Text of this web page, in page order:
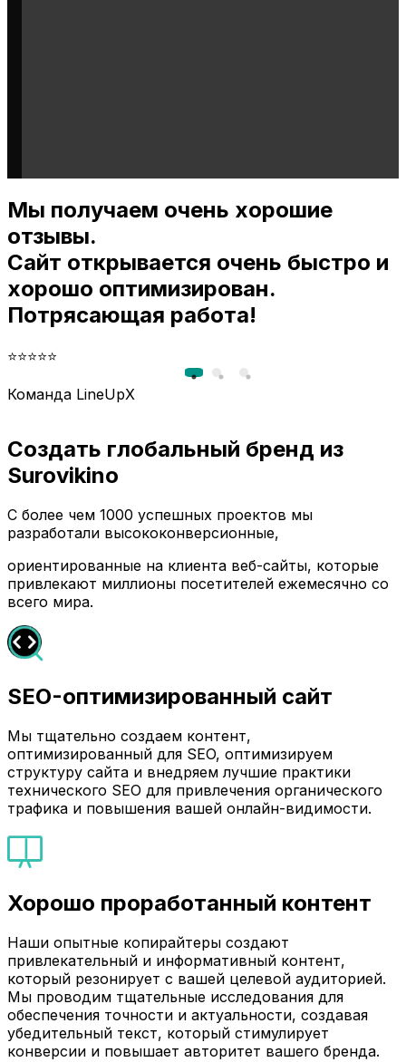
Мы получаем очень хорошие
отзывы.
Сайт открывается очень быстро и
хорошо оптимизирован.
Потрясающая работа!
⭐⭐⭐⭐⭐
Команда LineUpX
Создать глобальный бренд из
Surovikino
С более чем 1000 успешных проектов мы
разработали высококонверсионные,
ориентированные на клиента веб-сайты, которые
привлекают миллионы посетителей ежемесячно со
всего мира.
SEO-оптимизированный сайт
Мы тщательно создаем контент,
оптимизированный для SEO, оптимизируем
структуру сайта и внедряем лучшие практики
технического SEO для привлечения органического
трафика и повышения вашей онлайн-видимости.
Хорошо проработанный контент
Наши опытные копирайтеры создают
привлекательный и информативный контент,
который резонирует с вашей целевой аудиторией.
Мы проводим тщательные исследования для
обеспечения точности и актуальности, создавая
убедительный текст, который стимулирует
конверсии и повышает авторитет вашего бренда.